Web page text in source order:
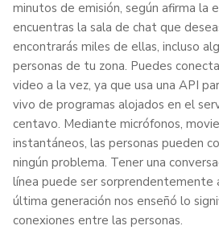
minutos de emisión, según afirma la
encuentras la sala de chat que
encontrarás miles de ellas, incluso
personas de tu zona. Puedes
video a la vez, ya que usa una API
vivo de programas alojados en el
centavo. Mediante micrófonos,
instantáneos, las personas pueden
ningún problema. Tener una
línea puede ser sorprendentemente
última generación nos enseñó lo
conexiones entre las personas.